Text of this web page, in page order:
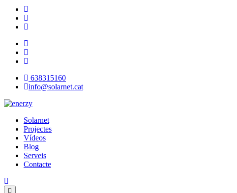
638315160
info@solarnet.cat
Solarnet
Projectes
Vídeos
Blog
Serveis
Contacte